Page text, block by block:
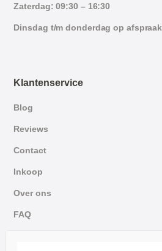
Zaterdag: 09:30 – 16:30
Dinsdag t/m donderdag op afspraak
Klantenservice
Blog
Reviews
Contact
Inkoop
Over ons
FAQ